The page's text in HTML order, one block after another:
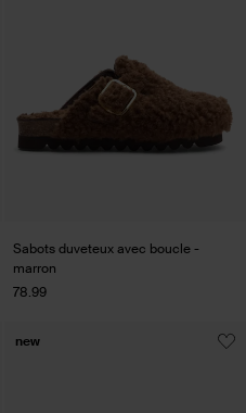
Sabots duveteux avec boucle -
marron
78.99
new